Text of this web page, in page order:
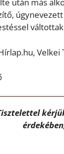
után más
Velkei